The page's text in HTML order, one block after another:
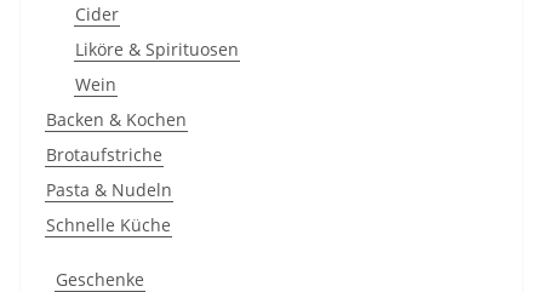
Cider
Liköre & Spirituosen
Wein
Backen & Kochen
Brotaufstriche
Pasta & Nudeln
Schnelle Küche
Geschenke